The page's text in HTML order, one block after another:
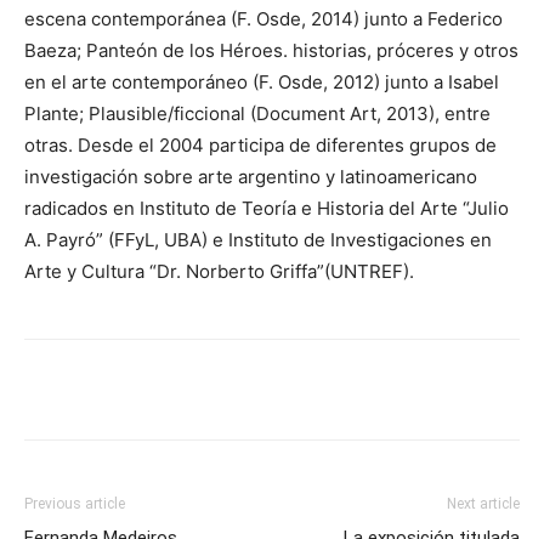
escena contemporánea (F. Osde, 2014) junto a Federico
Baeza; Panteón de los Héroes. historias, próceres y otros
en el arte contemporáneo (F. Osde, 2012) junto a Isabel
Plante; Plausible/ficcional (Document Art, 2013), entre
otras. Desde el 2004 participa de diferentes grupos de
investigación sobre arte argentino y latinoamericano
radicados en Instituto de Teoría e Historia del Arte “Julio
A. Payró” (FFyL, UBA) e Instituto de Investigaciones en
Arte y Cultura “Dr. Norberto Griffa”(UNTREF).
Previous article Next article